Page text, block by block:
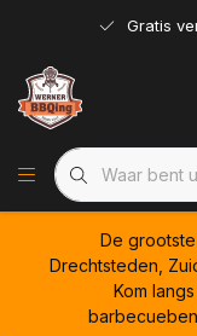
Gratis
De
Drechtsteden,
Kom